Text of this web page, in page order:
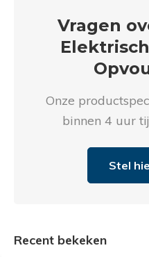
Vragen
Onze
binnen 4 uur
Stel
Recent bekeken